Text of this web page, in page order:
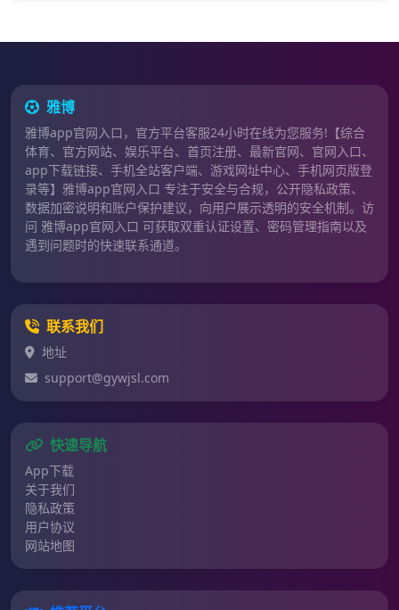
雅博
雅博app官网入口，官方平台客服24小时在线为您服务!【综合
体育、官方网站、娱乐平台、首页注册、最新官网、官网入口、
app下载链接、手机全站客户端、游戏网址中心、手机网页版登
录等】雅博app官网入口 专注于安全与合规，公开隐私政策、
数据加密说明和账户保护建议，向用户展示透明的安全机制。访
问 雅博app官网入口 可获取双重认证设置、密码管理指南以及
遇到问题时的快速联系通道。
联系我们
地址
support@gywjsl.com
快速导航
App下载
关于我们
隐私政策
用户协议
网站地图